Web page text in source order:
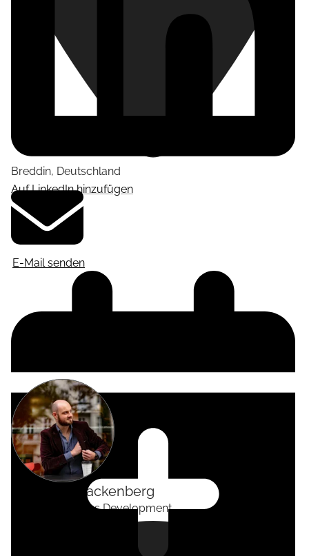
Auf LinkedIn hinzufügen
Breddin, Deutschland
E-Mail senden
Tackenberg
Head of Business Development